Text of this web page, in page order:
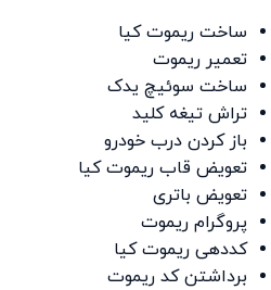
ساخت ریموت کیا
تعمیر ریموت
ساخت سوئیچ یدک
تراش تیغه کلید
باز کردن درب خودرو
تعویض قاب ریموت کیا
تعویض باتری
پروگرام ریموت
کددهی ریموت کیا
برداشتن کد ریموت